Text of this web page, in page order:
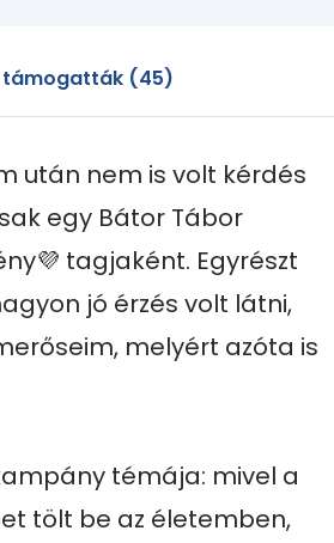
támogatták (45)
után nem is volt kérdés
egy Bátor Tábor
tagjaként. Egyrészt
jó érzés volt látni,
melyért azóta is
témája: mivel a
tölt be az életemben,